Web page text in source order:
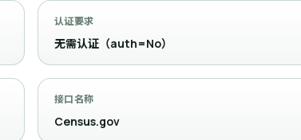
认证要求
无需认证（auth=No）
接口名称
Census.gov